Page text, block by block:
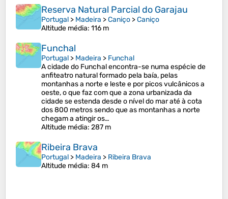
Reserva Natural Parcial do Garajau
Portugal > Madeira >Caniço >Caniço
Altitude média: 116 m
Funchal
Portugal > Madeira > Funchal
A cidade do Funchal encontra-se numa espécie de
anfiteatro natural formado pela baía, pelas
montanhas a norte e leste e por picos vulcânicos a
oeste, o que faz com que a zona urbanizada da
cidade se estenda desde o nível do mar até à cota
dos 800 metros sendo que as montanhas a norte
chegam a atingir os…
Altitude média: 287 m
Ribeira Brava
Portugal > Madeira > Ribeira Brava
Altitude média: 84 m